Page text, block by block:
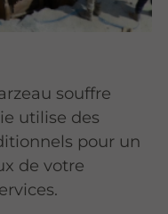
souffre
utilise des
pour un
de votre